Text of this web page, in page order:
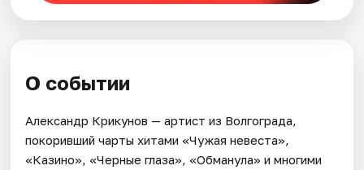
О событии
Александр Крикунов — артист из Волгограда,
покоривший чарты хитами «Чужая невеста»,
«Казино», «Черные глаза», «Обманула» и многими